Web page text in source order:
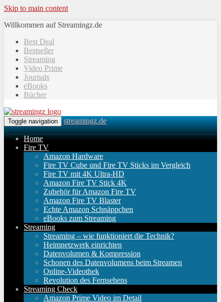
Skip to main content
Willkommen auf Streamingz.de
Best Deal
Bestseller
Streaming
Video Prime
Journals
eBooks
Bücher
Toggle navigation streamingz.de
Home
Fire TV
Amazon Hardware
Fire TV Cube und Fire TV Sticks im Vergleich
Fire TV mit 4K Ultra-HD
Amazon Fire TV Stick 4K
Zubehör für Amazon Fire TV
Amazon Fire TV Blaster
Echte Amazon Schnäppchen
eBooks zum Streaming
Streaming
Streaming – wie funktioniert die Technik?
Heimnetzwerk einrichten
Datenvolumen & Kompression
Schonen des Datenvolumens beim Streamen
Online-Videothek
Revolution des Fernsehens
Streaming Check
Amazon Prime Video im Detail